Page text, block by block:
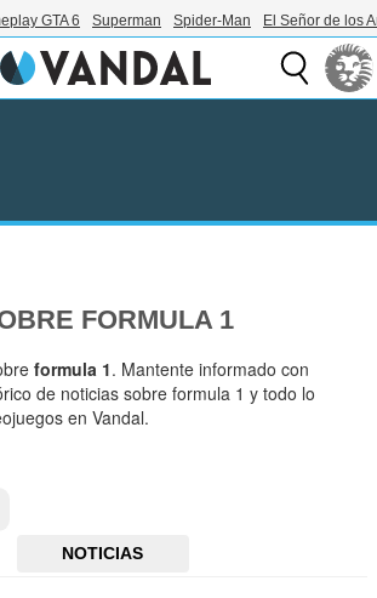
GTA 6 Superman Spider-Man El Señor de los
FORMULA 1
formula 1. Mantente informado con
de noticias sobre formula 1 y todo lo
en Vandal.
NOTICIAS